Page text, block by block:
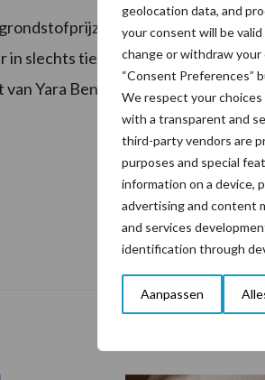
geolocation data, and
your consent will be valid
change or withdraw
“Consent Preferences”
We respect your
with a transparent and
third-party vendors are
purposes and special
information on a device,
advertising and content
and services
identification through
Aanpassen
is het dus belangrijk
in slechts tien minuten de
Yara Benelux.